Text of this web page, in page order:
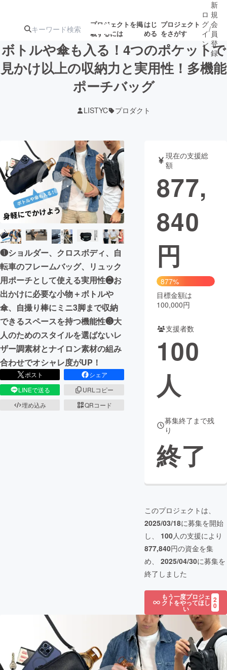
プロジェクトを掲
載するには
はじ
める
プロジェクト
をさがす
注目の新着プロ募集終了が近いプ
テクノロジー・ガジェット
映像・映画 書籍・雑誌
ビジネス・起業 チャレンジ
まちづくり・地域活性化
CAMPFIRE for Social Good
CAMPFIRE Creation
CAMPFIREふるさと納税
コミュニティ
ロ
グ
イ
ン
/
新
規
会
員
登
録
ボトルや傘も入る！4つのポケットで
見かけ以上の収納力と実用性！多機能
ポーチバッグ
LISTYC プロダクト
❶ショルダー、クロスボディ、自
転車のフレームバッグ、リュック
用ポーチとして使える実用性❷お
出かけに必要な小物＋ボトルや
傘、自撮り棒にミニ3脚まで収納
できるスペースを持つ機能性❸大
人のためのスタイルを選ばないレ
ザー調素材とナイロン素材の組み
合わせでオシャレ度がUP！
ポスト
シェア
LINEで送る
URLコピー
埋め込み
QRコード
現在の支援総
額
877,
840
円
877%
目標金額は
100,000円
支援者数
100
人
募集終了まで残
り
終了
このプロジェクトは、
2025/03/18に募集を開始
し、 100人の支援により
877,840円の資金を集
め、 2025/04/30に募集を
終了しました
もう一度プロジェ
クトをやってほし
い
2
0